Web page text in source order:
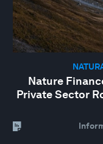
Nature
Private Sector